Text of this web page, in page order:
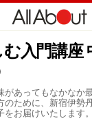
入門講座
があってもなかなか
ために、新宿伊勢
お届けいたします。